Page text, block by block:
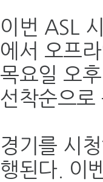
이번 ASL
에서 오프
목요일 오
선착순으로
경기를 시
행된다. 이